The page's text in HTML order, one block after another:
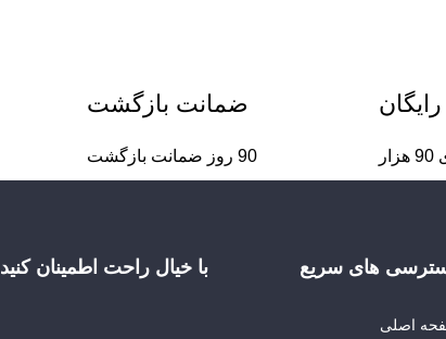
ضمانت بازگشت
90 روز ضمانت بازگشت
های سریع
اصلی
با خیال راحت اطمینان کنید